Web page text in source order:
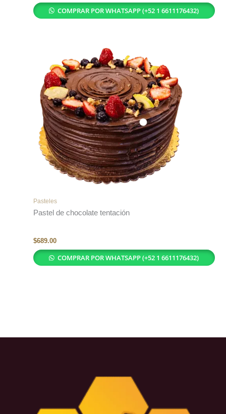
COMPRAR POR WHATSAPP (+52 1 6611176432)
Pasteles
Pastel de chocolate tentación
$689.00
COMPRAR POR WHATSAPP (+52 1 6611176432)